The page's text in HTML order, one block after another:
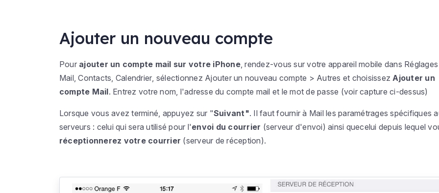
Ajouter un nouveau compte
Pour ajouter un compte mail sur votre iPhone, rendez-vous sur votre appareil mobile dans
Mail, Contacts, Calendrier , sélectionnez Ajouter un nouveau compte > Autres et choisissez Ajouter un
compte Mail. Entrez votre nom, l'adresse du compte mail et le mot de passe (voir capture ci-dessus)
Lorsque vous avez terminé, appuyez sur "Suivant". Il faut fournir à Mail les paramétrages spécifiques
serveurs : celui qui sera utilisé pour l'envoi du courrier (serveur d'envoi) ainsi quecelui depuis lequel
réceptionnerez votre courrier (serveur de réception).